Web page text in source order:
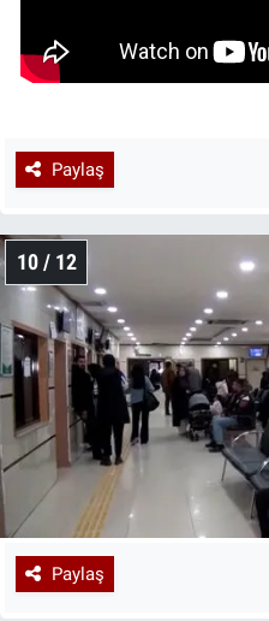
Paylaş
10 / 12
Paylaş